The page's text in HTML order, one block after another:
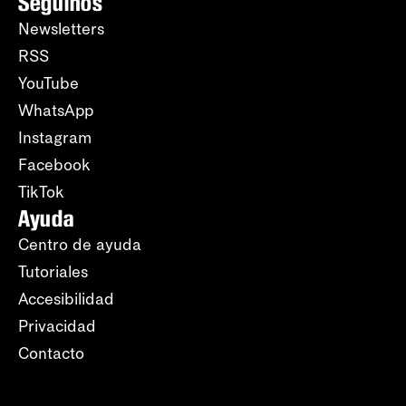
Newsletters
RSS
YouTube
WhatsApp
Instagram
Facebook
TikTok
Ayuda
Centro de ayuda
Tutoriales
Accesibilidad
Privacidad
Contacto